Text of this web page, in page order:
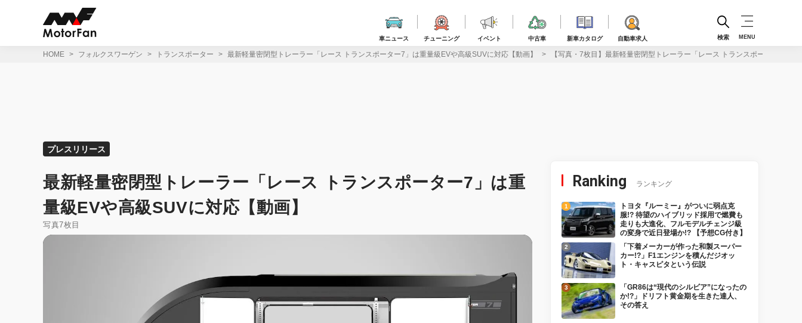
車ニュース チューニング イベント 中古車 新車カタログ 自動車求人 検索 MENU
HOME フォルクスワーゲン トランスポーター 最新軽量密閉型トレーラー「レース トランスポーター7」は重量級EVや高級SUVに対応【動画】 【写真・7枚目】最新軽量密閉型トレーラー「レース トランスポーター7」
プレスリリース
最新軽量密閉型トレーラー「レース トランスポーター7」は重
量級EVや高級SUVに対応【動画】
写真7枚目
Ranking ランキング
トヨタ『ルーミー』がついに弱点克
服!? 待望のハイブリッド採用で燃費も
走りも大進化、フルモデルチェンジ級
の変身で近日登場か!? 【予想CG付き】
「下着メーカーが作った和製スーパー
カー!?」F1エンジンを積んだジオッ
ト・キャスピタという伝説
「GR86は“現代のシルビア”になったの
か!?」ドリフト黄金期を生きた達人、
その答え